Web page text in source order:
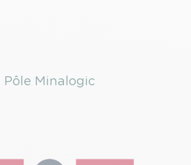
Pôle Minalogic